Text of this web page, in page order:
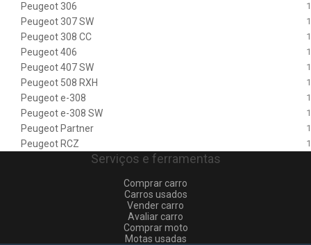
Peugeot 306 1
Peugeot 307 SW 1
Peugeot 308 CC 1
Peugeot 406 1
Peugeot 407 SW 1
Peugeot 508 RXH 1
Peugeot e-308 1
Peugeot e-308 SW 1
Peugeot Partner 1
Peugeot RCZ 1
Serviços e ferramentas
Comprar carro
Carros usados
Vender carro
Avaliar carro
Comprar moto
Motas usadas